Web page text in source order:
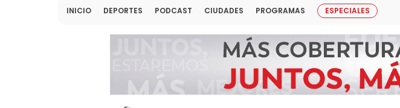
INICIO DEPORTES PODCAST CIUDADES PROGRAMAS ESPECIALES